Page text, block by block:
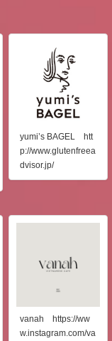
yumi’s BAGEL htt
p://www.glutenfreea
dvisor.jp/
vanah https://ww
w.instagram.com/va